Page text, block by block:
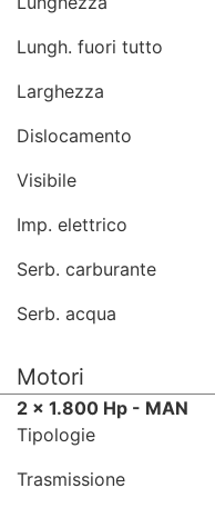
Lungh. fuori tutto
Larghezza
Dislocamento
Visibile
Imp. elettrico
Serb. carburante
Serb. acqua
Motori
2 x 1.800 Hp - MAN
Tipologie
Trasmissione